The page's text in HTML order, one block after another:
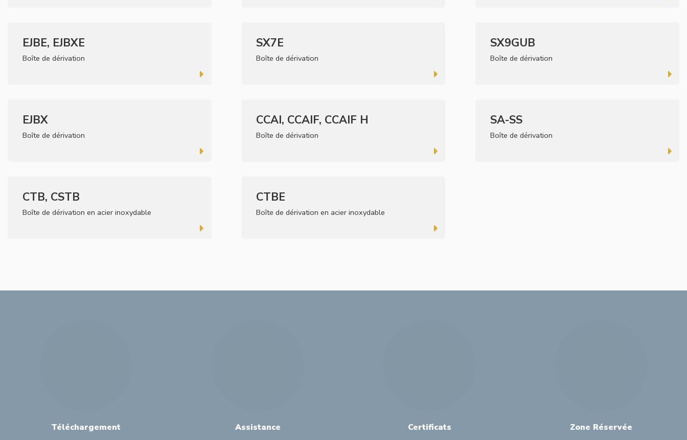
EJBE, EJBXE
Boîte de dérivation
SX7E
Boîte de dérivation
SX9GUB
Boîte de dérivation
EJBX
Boîte de dérivation
CCAI, CCAIF, CCAIF H
Boîte de dérivation
SA-SS
Boîte de dérivation
CTB, CSTB
Boîte de dérivation en acier inoxydable
CTBE
Boîte de dérivation en acier inoxydable
Téléchargement Assistance Certificats Zone Réservée